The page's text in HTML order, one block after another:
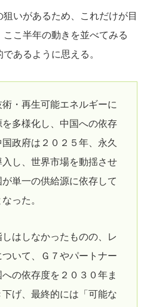
いがあるため、これだけが目
こ半年の動きを並べてみる
あるように思える。
・再生可能エネルギーに
多様化し、中国への依存
政府は２０２５年、永久
し、世界市場を動揺させ
単一の供給源に依存して
った。
はしなかったものの、レ
いて、Ｇ７やパートナー
の依存度を２０３０年ま
げ、最終的には「可能な